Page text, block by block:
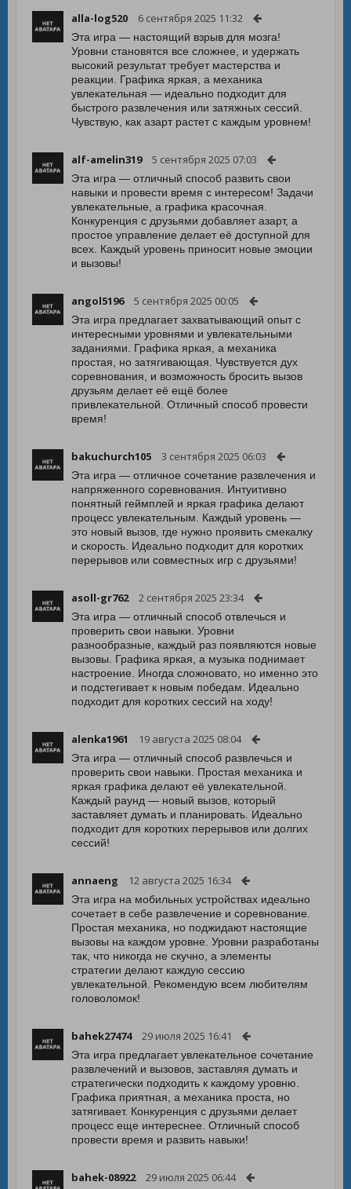
alla-log520 6 сентября 2025 11:32
Эта игра — настоящий взрыв для мозга!
Уровни становятся все сложнее, и удержать
высокий результат требует мастерства и
реакции. Графика яркая, а механика
увлекательная — идеально подходит для
быстрого развлечения или затяжных сессий.
Чувствую, как азарт растет с каждым уровнем!
alf-amelin319 5 сентября 2025 07:03
Эта игра — отличный способ развить свои
навыки и провести время с интересом! Задачи
увлекательные, а графика красочная.
Конкуренция с друзьями добавляет азарт, а
простое управление делает её доступной для
всех. Каждый уровень приносит новые эмоции
и вызовы!
angol5196 5 сентября 2025 00:05
Эта игра предлагает захватывающий опыт с
интересными уровнями и увлекательными
заданиями. Графика яркая, а механика
простая, но затягивающая. Чувствуется дух
соревнования, и возможность бросить вызов
друзьям делает её ещё более
привлекательной. Отличный способ провести
время!
bakuchurch105 3 сентября 2025 06:03
Эта игра — отличное сочетание развлечения и
напряженного соревнования. Интуитивно
понятный геймплей и яркая графика делают
процесс увлекательным. Каждый уровень —
это новый вызов, где нужно проявить смекалку
и скорость. Идеально подходит для коротких
перерывов или совместных игр с друзьями!
asoll-gr762 2 сентября 2025 23:34
Эта игра — отличный способ отвлечься и
проверить свои навыки. Уровни
разнообразные, каждый раз появляются новые
вызовы. Графика яркая, а музыка поднимает
настроение. Иногда сложновато, но именно это
и подстегивает к новым победам. Идеально
подходит для коротких сессий на ходу!
alenka1961 19 августа 2025 08:04
Эта игра — отличный способ развлечься и
проверить свои навыки. Простая механика и
яркая графика делают её увлекательной.
Каждый раунд — новый вызов, который
заставляет думать и планировать. Идеально
подходит для коротких перерывов или долгих
сессий!
annaeng 12 августа 2025 16:34
Эта игра на мобильных устройствах идеально
сочетает в себе развлечение и соревнование.
Простая механика, но поджидают настоящие
вызовы на каждом уровне. Уровни разработаны
так, что никогда не скучно, а элементы
стратегии делают каждую сессию
увлекательной. Рекомендую всем любителям
головоломок!
bahek27474 29 июля 2025 16:41
Эта игра предлагает увлекательное сочетание
развлечений и вызовов, заставляя думать и
стратегически подходить к каждому уровню.
Графика приятная, а механика проста, но
затягивает. Конкуренция с друзьями делает
процесс еще интереснее. Отличный способ
провести время и развить навыки!
bahek-08922 29 июля 2025 06:44